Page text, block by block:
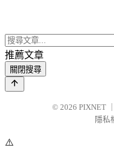
推薦文章
關閉搜尋
© 2026 PIXNET
隱私
⚠️